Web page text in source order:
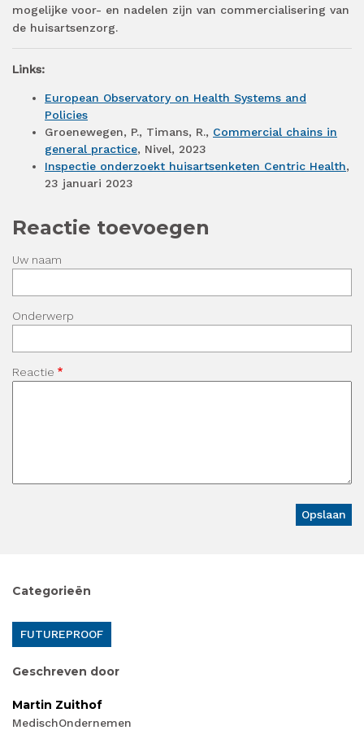
mogelijke voor- en nadelen zijn van commercialisering van
de huisartsenzorg.
Links:
European Observatory on Health Systems and
Policies
Groenewegen, P., Timans, R., Commercial chains in
general practice, Nivel, 2023
Inspectie onderzoekt huisartsenketen Centric Health,
23 januari 2023
Reactie toevoegen
Uw naam
Onderwerp
Reactie
Categorieën
FUTUREPROOF
Geschreven door
Martin Zuithof
MedischOndernemen